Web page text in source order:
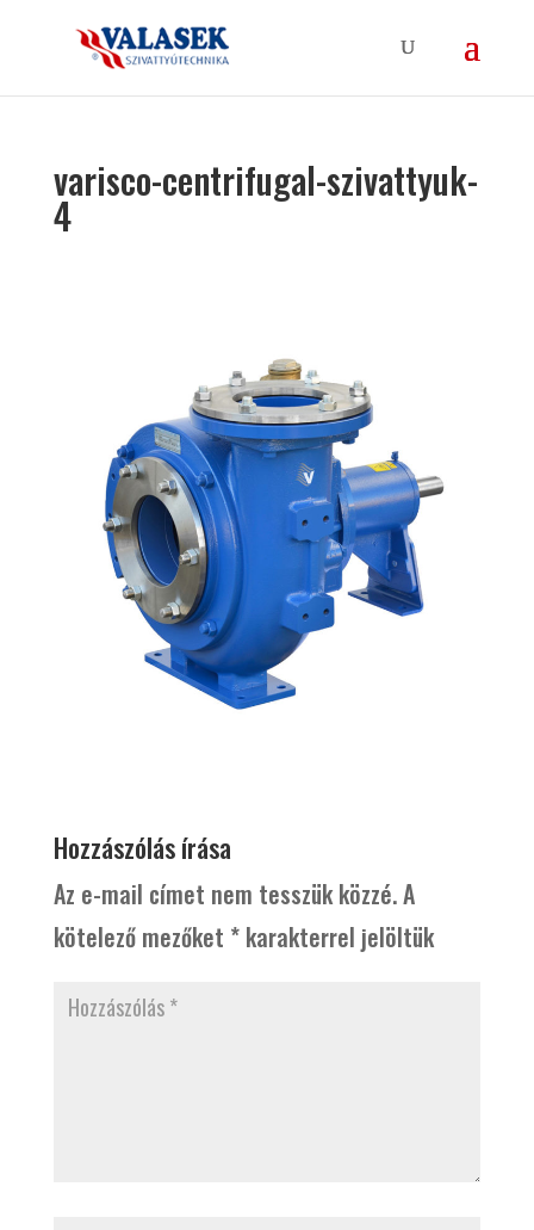
varisco-centrifugal-szivattyuk-
4
Hozzászólás írása
Az e-mail címet nem tesszük közzé.A
kötelező mezőket *karakterrel jelöltük